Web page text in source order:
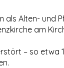
als Alten- und
am
– so etwa